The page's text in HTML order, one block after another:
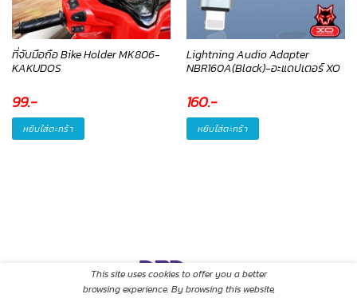
ที่จับมือถือ Bike Holder MK806-
KAKUDOS
99.-
หยิบใส่ตะกร้า
Lightning Audio Adapter
NBR160A(Black)-อะแดปเตอร์ XO
160.-
หยิบใส่ตะกร้า
This site uses cookies to offer you a better
browsing experience. By browsing this website,